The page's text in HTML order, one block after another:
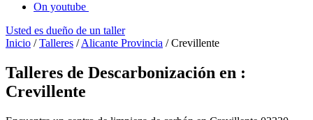
On youtube
Usted es dueño de un taller
Inicio /Talleres /Alicante Provincia /Crevillente
Talleres de Descarbonización en :
Crevillente